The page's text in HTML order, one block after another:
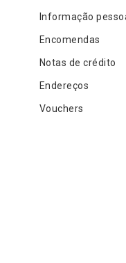
Informação
Encomendas
Notas de crédito
Endereços
Vouchers